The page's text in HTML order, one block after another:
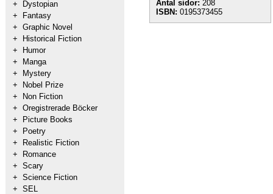
+
Dystopian
+
Fantasy
+ Graphic Novel
+
Historical Fiction
+
Humor
+
Manga
+
Mystery
+
Nobel Prize
+
Non Fiction
+ Oregistrerade Böcker
+
Picture Books
+
Poetry
+
Realistic Fiction
+
Romance
+ Scary
+ Science Fiction
+ SEL
Antal sidor: 208
ISBN: 0195373455